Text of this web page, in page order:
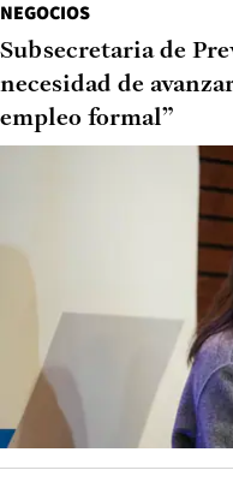
NEGOCIOS
Subsecretaria de
necesidad de
empleo formal”